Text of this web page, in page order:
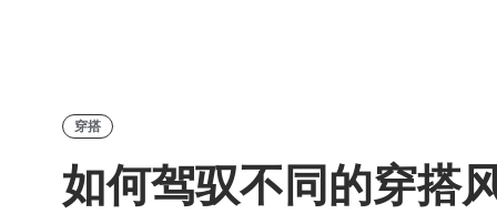
穿搭
如何驾驭不同的穿搭